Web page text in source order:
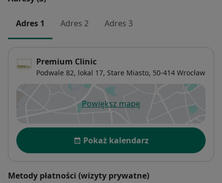
Adres 1 Adres 2 Adres 3
Premium Clinic
Podwale 82, lokal 17, Stare Miasto, 50-414 Wrocław
Powiększ mapęotwiera się w nowej karcie
Dostępność
Pokaż kalendarz
Metody płatności (wizyty prywatne)